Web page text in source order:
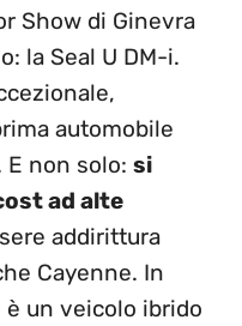
Show di Ginevra
la Seal U DM-i.
automobile
E non solo: si
ad alte
addirittura
Cayenne. In
è un veicolo ibrido